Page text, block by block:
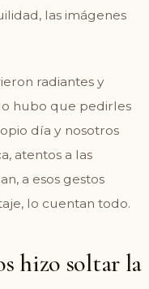
las imágenes
radiantes y
hubo que pedirles
día y nosotros
atentos a las
a esos gestos
lo cuentan todo.
hizo soltar la